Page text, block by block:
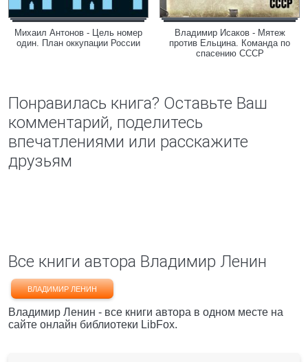
Михаил Антонов - Цель номер
один. План оккупации России
Владимир Исаков - Мятеж
против Ельцина. Команда по
спасению СССР
Понравилась книга? Оставьте Ваш
комментарий, поделитесь
впечатлениями или расскажите
друзьям
Все книги автора Владимир Ленин
ВЛАДИМИР ЛЕНИН
Владимир Ленин - все книги автора в одном месте на
сайте онлайн библиотеки LibFox.